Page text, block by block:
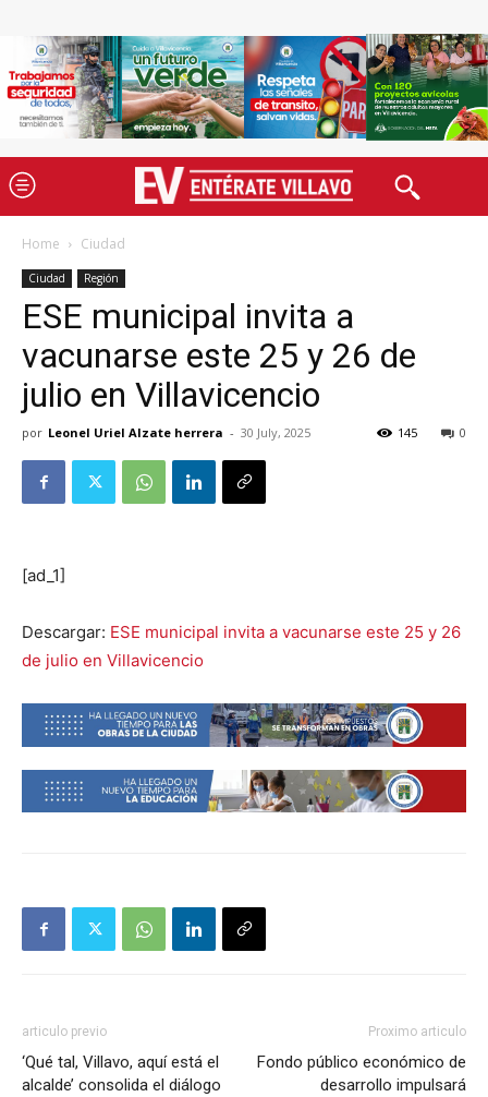
Home Ciudad
Ciudad Región
ESE municipal invita a
vacunarse este 25 y 26 de
julio en Villavicencio
por Leonel Uriel Alzate herrera - 30 July, 2025 0
145
[ad_1]
Descargar: ESE municipal invita a vacunarse este 25 y 26
de julio en Villavicencio
articulo previo
‘Qué tal, Villavo, aquí está el
alcalde’ consolida el diálogo
Proximo articulo
Fondo público económico de
desarrollo impulsará